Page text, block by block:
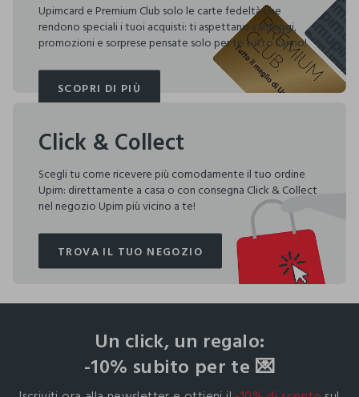
Upimcard e Premium Club solo le carte fedeltà che
rendono speciali i tuoi acquisti: ti aspettano vantaggi,
promozioni e sorprese pensate solo per te tutto l'anno!
SCOPRI DI PIÙ
SCOPRI DI PIÙ
Click & Collect
Scegli tu come ricevere più comodamente il tuo ordine
Upim: direttamente a casa o con consegna Click & Collect
nel negozio Upim più vicino a te!
TROVA IL TUO NEGOZIO
TROVA IL TUO NEGOZIO
Un click, un regalo:
-10% subito per te 💌